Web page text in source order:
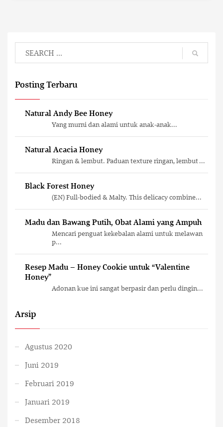
Posting Terbaru
Natural Andy Bee Honey
Yang murni dan alami untuk anak-anak...
Natural Acacia Honey
Ringan & lembut. Paduan texture ringan, lembut ...
Black Forest Honey
(EN) Full-bodied & Malty. This delicacy combine...
Madu dan Bawang Putih, Obat Alami yang Ampuh
Mencari penguat kekebalan alami untuk melawan
p...
Resep Madu – Honey Cookie untuk “Valentine
Honey”
Adonan kue ini sangat berpasir dan perlu dingin...
Arsip
Agustus 2020
Juni 2019
Februari 2019
Januari 2019
Desember 2018